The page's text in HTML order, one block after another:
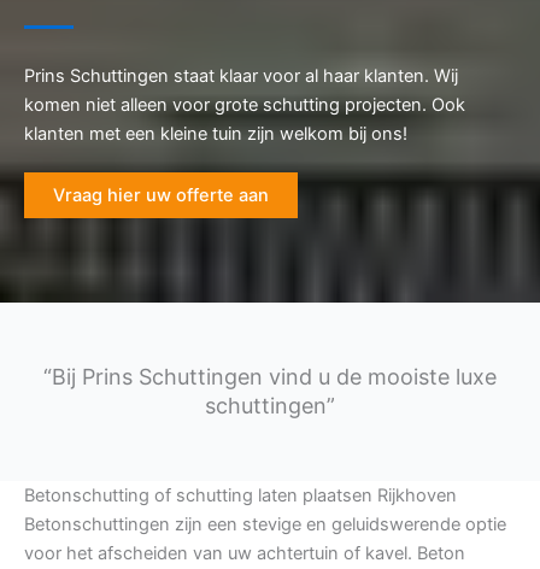
Prins Schuttingen staat klaar voor al haar klanten. Wij
komen niet alleen voor grote schutting projecten. Ook
klanten met een kleine tuin zijn welkom bij ons!
Vraag hier uw offerte aan
“Bij Prins Schuttingen vind u de mooiste luxe
schuttingen”
Betonschutting of schutting laten plaatsen Rijkhoven
Betonschuttingen zijn een stevige en geluidswerende optie
voor het afscheiden van uw achtertuin of kavel. Beton